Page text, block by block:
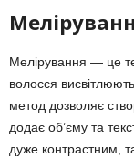
Мелірування — це
волосся
метод дозволяє
додає об’єму та
дуже контрастним,